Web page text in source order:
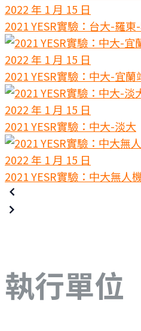
2022 年 1 月 15 日
2021 YESR實驗：台大-羅東
2022 年 1 月 15 日
2021 YESR實驗：中大-宜蘭
2022 年 1 月 15 日
2021 YESR實驗：中大-淡大
2022 年 1 月 15 日
2021 YESR實驗：中大無人
執行單位